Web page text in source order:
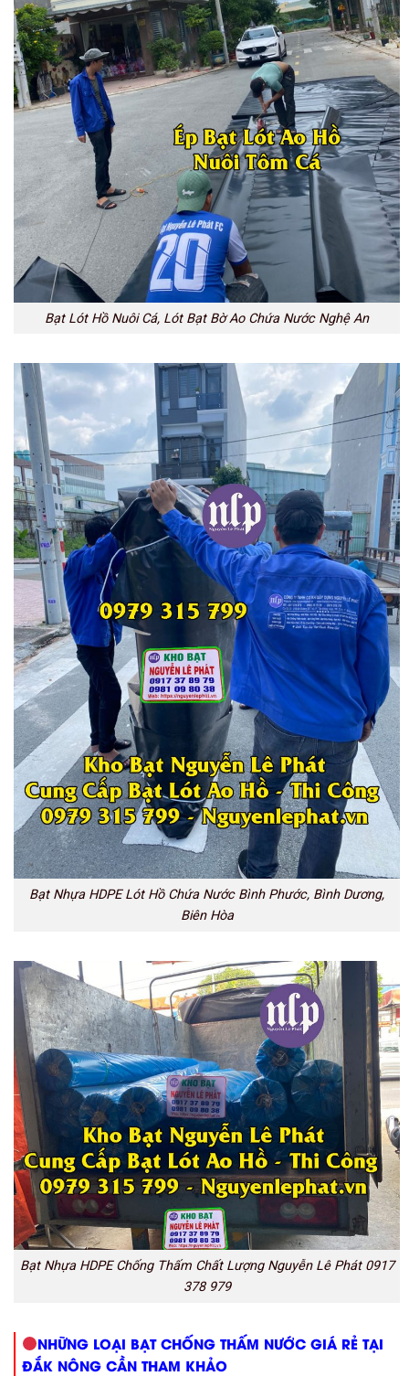
Bạt Lót Hồ Nuôi Cá, Lót Bạt Bờ Ao Chứa Nước Nghệ An
Bạt Nhựa HDPE Lót Hồ Chứa Nước Bình Phước, Bình Dương,
Biên Hòa
Bạt Nhựa HDPE Chống Thấm Chất Lượng Nguyễn Lê Phát 0917
378 979
NHỮNG LOẠI BẠT CHỐNG THẤM NƯỚC GIÁ RẺ TẠI
ĐẮK NÔNG CẦN THAM KHẢO